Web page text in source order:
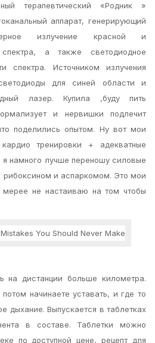
терапевтический «Родник »
аппарат, генерирующий
излучение красной и
а также светодиодное
спектра. Источником излучения
для синей области и
лазер. Купила ,буду пить
и нервишки подлечит
поделились опытом. Ну вот мои
тренировки + адекватные
намного лучше переношу силовые
рибоксином и аспаркомом. Это мои
не настаиваю на том чтобы
на дистанции больше километра.
начинаете уставать, и где то
дыхание. Выпускается в таблетках
в составе. Таблетки можно
по доступной цене, рецепт для